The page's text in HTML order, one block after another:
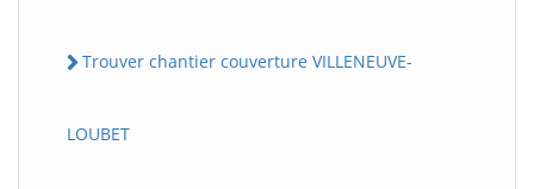
Trouver chantier couverture VILLENEUVE-
LOUBET